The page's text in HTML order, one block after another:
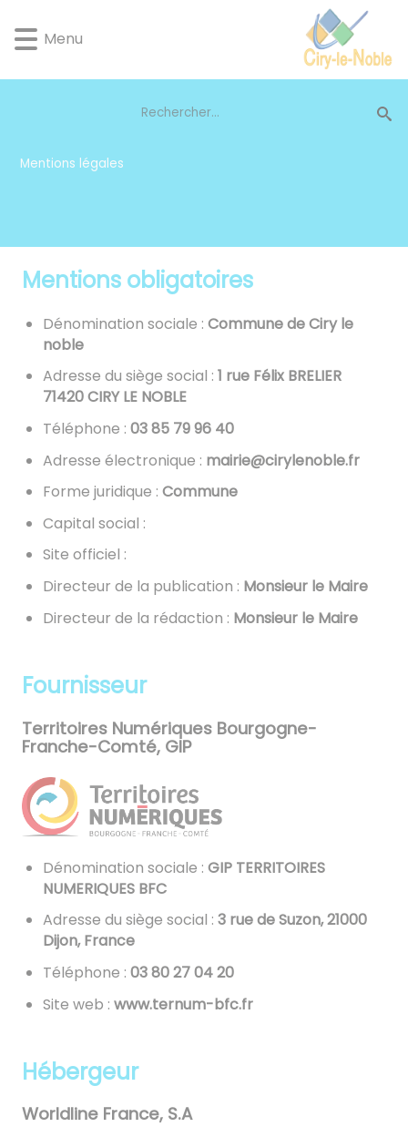
d'accès
rapide
d'accès
rapide
d'accès
rapide
d'accès
rapide
Menu
Mentions légales
Mentions obligatoires
Dénomination sociale :Commune de Ciry le
noble
Adresse du siège social : 1 rue Félix BRELIER
71420 CIRY LE NOBLE
Téléphone : 04 69 97 58 30
Adresse électronique : rf.elbonelyric@eiriam
Forme juridique :Commune
Capital social :
Site officiel :
Directeur de la publication : Monsieur le Maire
Directeur de la rédaction : Monsieur le Maire
Fournisseur
Territoires Numériques Bourgogne-
Franche-Comté, GIP
Dénomination sociale :GIP TERRITOIRES
NUMERIQUES BFC
Adresse du siège social :3 rue de Suzon, 21000
Dijon, France
Téléphone : 02 40 72 08 30
Site web : www.ternum-bfc.fr
Hébergeur
Worldline France, S.A